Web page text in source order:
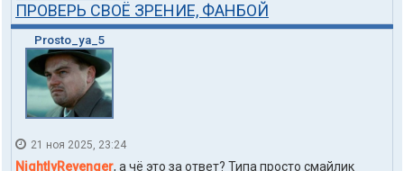
ПРОВЕРЬ СВОЁ ЗРЕНИЕ, ФАНБОЙ
Prosto_ya_5
21 ноя 2025, 23:24
NightlyRevenger, а чё это за ответ? Типа просто смайлик